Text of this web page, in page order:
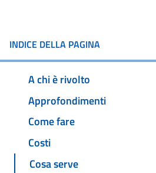
INDICE DELLA PAGINA
A chi è rivolto
Approfondimenti
Come fare
Costi
Cosa serve